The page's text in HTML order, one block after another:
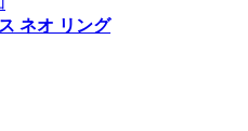
ネオ リング